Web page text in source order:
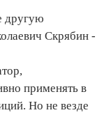
другую
Скрябин -
применять в
Но не везде